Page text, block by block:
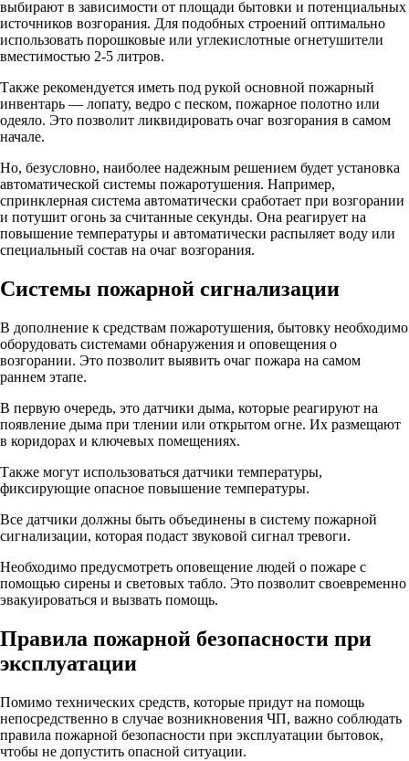
выбирают в зависимости от площади бытовки и потенциальных
источников возгорания. Для подобных строений оптимально
использовать порошковые или углекислотные огнетушители
вместимостью 2-5 литров.
Также рекомендуется иметь под рукой основной пожарный
инвентарь — лопату, ведро с песком, пожарное полотно или
одеяло. Это позволит ликвидировать очаг возгорания в самом
начале.
Но, безусловно, наиболее надежным решением будет установка
автоматической системы пожаротушения. Например,
спринклерная система автоматически сработает при возгорании
и потушит огонь за считанные секунды. Она реагирует на
повышение температуры и автоматически распыляет воду или
специальный состав на очаг возгорания.
Системы пожарной сигнализации
В дополнение к средствам пожаротушения, бытовку необходимо
оборудовать системами обнаружения и оповещения о
возгорании. Это позволит выявить очаг пожара на самом
раннем этапе.
В первую очередь, это датчики дыма, которые реагируют на
появление дыма при тлении или открытом огне. Их размещают
в коридорах и ключевых помещениях.
Также могут использоваться датчики температуры,
фиксирующие опасное повышение температуры.
Все датчики должны быть объединены в систему пожарной
сигнализации, которая подаст звуковой сигнал тревоги.
Необходимо предусмотреть оповещение людей о пожаре с
помощью сирены и световых табло. Это позволит своевременно
эвакуироваться и вызвать помощь.
Правила пожарной безопасности при
эксплуатации
Помимо технических средств, которые придут на помощь
непосредственно в случае возникновения ЧП, важно соблюдать
правила пожарной безопасности при эксплуатации бытовок,
чтобы не допустить опасной ситуации.